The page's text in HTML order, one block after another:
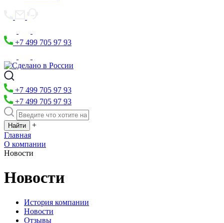
+7 499 705 97 93
+7 499 705 97 93
+7 499 705 97 93
+
Главная
О компании
Новости
Новости
История компании
Новости
Отзывы